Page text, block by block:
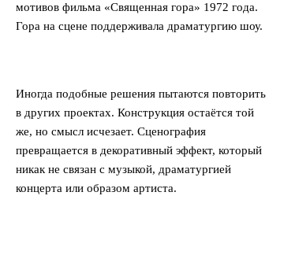
мотивов фильма «Священная гора» 1972 года.
Гора на сцене поддерживала драматургию шоу.
Иногда подобные решения пытаются повторить
в других проектах. Конструкция остаётся той
же, но смысл исчезает. Сценография
превращается в декоративный эффект, который
никак не связан с музыкой, драматургией
концерта или образом артиста.